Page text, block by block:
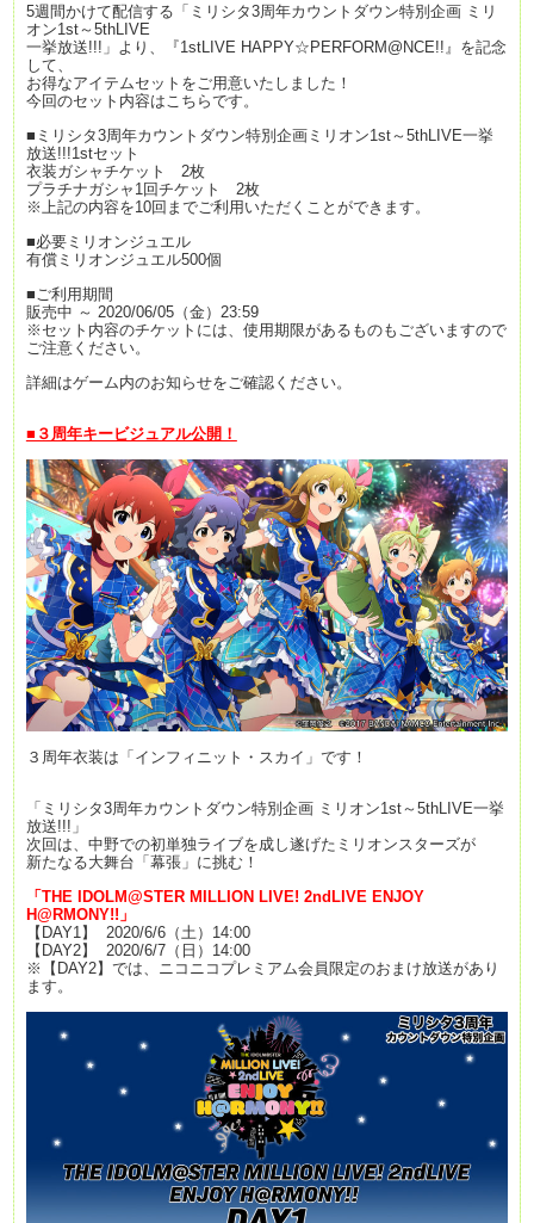
5週間かけて配信する「ミリシタ3周年カウントダウン特別企画 ミリ
オン1st～5thLIVE
一挙放送!!!」より、『1stLIVE HAPPY☆PERFORM@NCE!!』を記念
して、
お得なアイテムセットをご用意いたしました！
今回のセット内容はこちらです。
■ミリシタ3周年カウントダウン特別企画ミリオン1st～5thLIVE一挙
放送!!!1stセット
衣装ガシャチケット 2枚
プラチナガシャ1回チケット 2枚
※上記の内容を10回までご利用いただくことができます。
■必要ミリオンジュエル
有償ミリオンジュエル500個
■ご利用期間
販売中 ～ 2020/06/05（金）23:59
※セット内容のチケットには、使用期限があるものもございますので
ご注意ください。
詳細はゲーム内のお知らせをご確認ください。
■３周年キービジュアル公開！
３周年衣装は「インフィニット・スカイ」です！
「ミリシタ3周年カウントダウン特別企画 ミリオン1st～5thLIVE一挙
放送!!!」
次回は、中野での初単独ライブを成し遂げたミリオンスターズが
新たなる大舞台「幕張」に挑む！
「THE IDOLM@STER MILLION LIVE! 2ndLIVE ENJOY
H@RMONY!!」
【DAY1】 2020/6/6（土）14:00
【DAY2】 2020/6/7（日）14:00
※【DAY2】では、ニコニコプレミアム会員限定のおまけ放送があり
ます。